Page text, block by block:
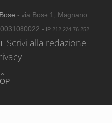
- via Bose 1, Magnano
- IP 212.224.76.252
Scrivi alla redazione